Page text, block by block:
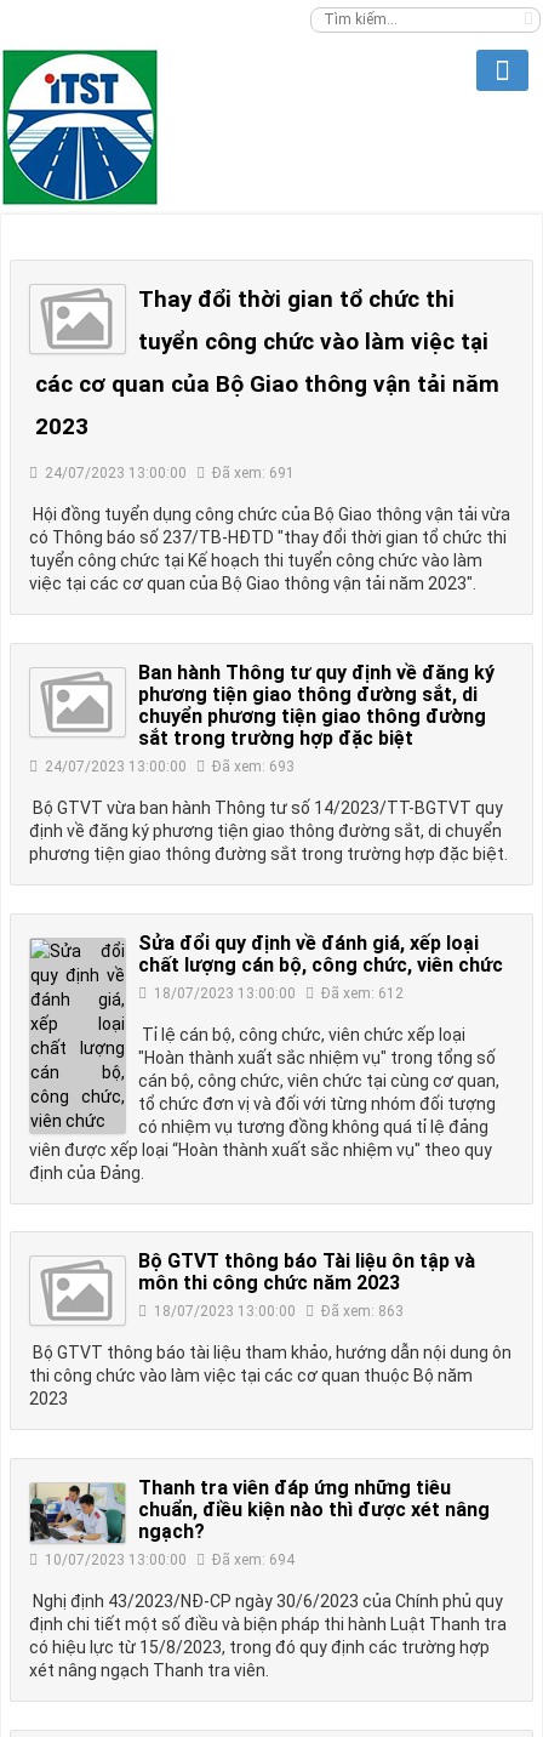
Thay đổi thời gian tổ chức thi
tuyển công chức vào làm việc tại
các cơ quan của Bộ Giao thông vận tải năm
2023
24/07/2023 13:00:00 Đã xem: 691
Hội đồng tuyển dụng công chức của Bộ Giao thông vận tải vừa
có Thông báo số 237/TB-HĐTD "thay đổi thời gian tổ chức thi
tuyển công chức tại Kế hoạch thi tuyển công chức vào làm
việc tại các cơ quan của Bộ Giao thông vận tải năm 2023".
Ban hành Thông tư quy định về đăng ký
phương tiện giao thông đường sắt, di
chuyển phương tiện giao thông đường
sắt trong trường hợp đặc biệt
24/07/2023 13:00:00 Đã xem: 693
Bộ GTVT vừa ban hành Thông tư số 14/2023/TT-BGTVT quy
định về đăng ký phương tiện giao thông đường sắt, di chuyển
phương tiện giao thông đường sắt trong trường hợp đặc biệt.
Sửa đổi quy định về đánh giá, xếp loại
chất lượng cán bộ, công chức, viên chức
18/07/2023 13:00:00 Đã xem: 612
Tỉ lệ cán bộ, công chức, viên chức xếp loại
"Hoàn thành xuất sắc nhiệm vụ" trong tổng số
cán bộ, công chức, viên chức tại cùng cơ quan,
tổ chức đơn vị và đối với từng nhóm đối tượng
có nhiệm vụ tương đồng không quá tỉ lệ đảng
viên được xếp loại “Hoàn thành xuất sắc nhiệm vụ" theo quy
định của Đảng.
Bộ GTVT thông báo Tài liệu ôn tập và
môn thi công chức năm 2023
18/07/2023 13:00:00 Đã xem: 863
Bộ GTVT thông báo tài liệu tham khảo, hướng dẫn nội dung ôn
thi công chức vào làm việc tại các cơ quan thuộc Bộ năm
2023
Thanh tra viên đáp ứng những tiêu
chuẩn, điều kiện nào thì được xét nâng
ngạch?
10/07/2023 13:00:00 Đã xem: 694
Nghị định 43/2023/NĐ-CP ngày 30/6/2023 của Chính phủ quy
định chi tiết một số điều và biện pháp thi hành Luật Thanh tra
có hiệu lực từ 15/8/2023, trong đó quy định các trường hợp
xét nâng ngạch Thanh tra viên.